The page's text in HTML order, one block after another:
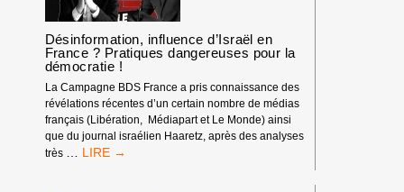
Désinformation, influence d’Israël en
France ? Pratiques dangereuses pour la
démocratie !
La Campagne BDS France a pris connaissance des
révélations récentes d’un certain nombre de médias
français (Libération, Médiapart et Le Monde) ainsi
que du journal israélien Haaretz, après des analyses
très … DÉSINFORMATION,